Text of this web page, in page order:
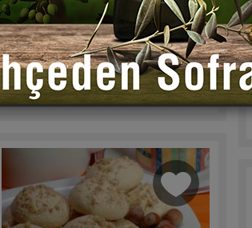
Badem ezmesi severler bu pratik tarifi
evlerinde de kolayca yapabilirler
Hazırlama 10 dakika
2 Kişilik